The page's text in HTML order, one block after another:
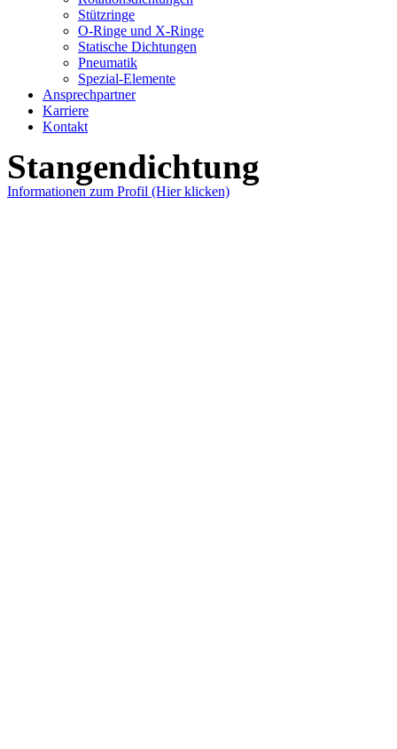
Stützringe
O-Ringe und X-Ringe
Statische Dichtungen
Pneumatik
Spezial-Elemente
Ansprechpartner
Karriere
Kontakt
Stangendichtung
Informationen zum Profil (Hier klicken)